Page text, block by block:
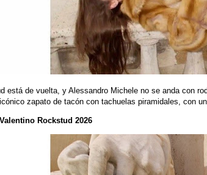
está de vuelta, y Alessandro Michele no se anda con
zapato de tacón con tachuelas piramidales, con
Rockstud 2026